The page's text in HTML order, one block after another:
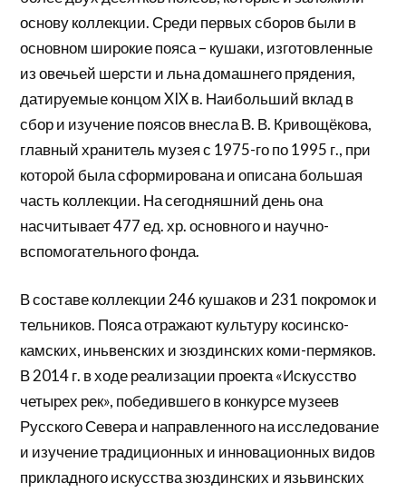
основу коллекции. Среди первых сборов были в
основном широкие пояса – кушаки, изготовленные
из овечьей шерсти и льна домашнего прядения,
датируемые концом XIX в. Наибольший вклад в
сбор и изучение поясов внесла В. В. Кривощёкова,
главный хранитель музея с 1975-го по 1995 г., при
которой была сформирована и описана большая
часть коллекции. На сегодняшний день она
насчитывает 477 ед. хр. основного и научно-
вспомогательного фонда.
В составе коллекции 246 кушаков и 231 покромок и
тельников. Пояса отражают культуру косинско-
камских, иньвенских и зюздинских коми-пермяков.
В 2014 г. в ходе реализации проекта «Искусство
четырех рек», победившего в конкурсе музеев
Русского Севера и направленного на исследование
и изучение традиционных и инновационных видов
прикладного искусства зюздинских и язьвинских